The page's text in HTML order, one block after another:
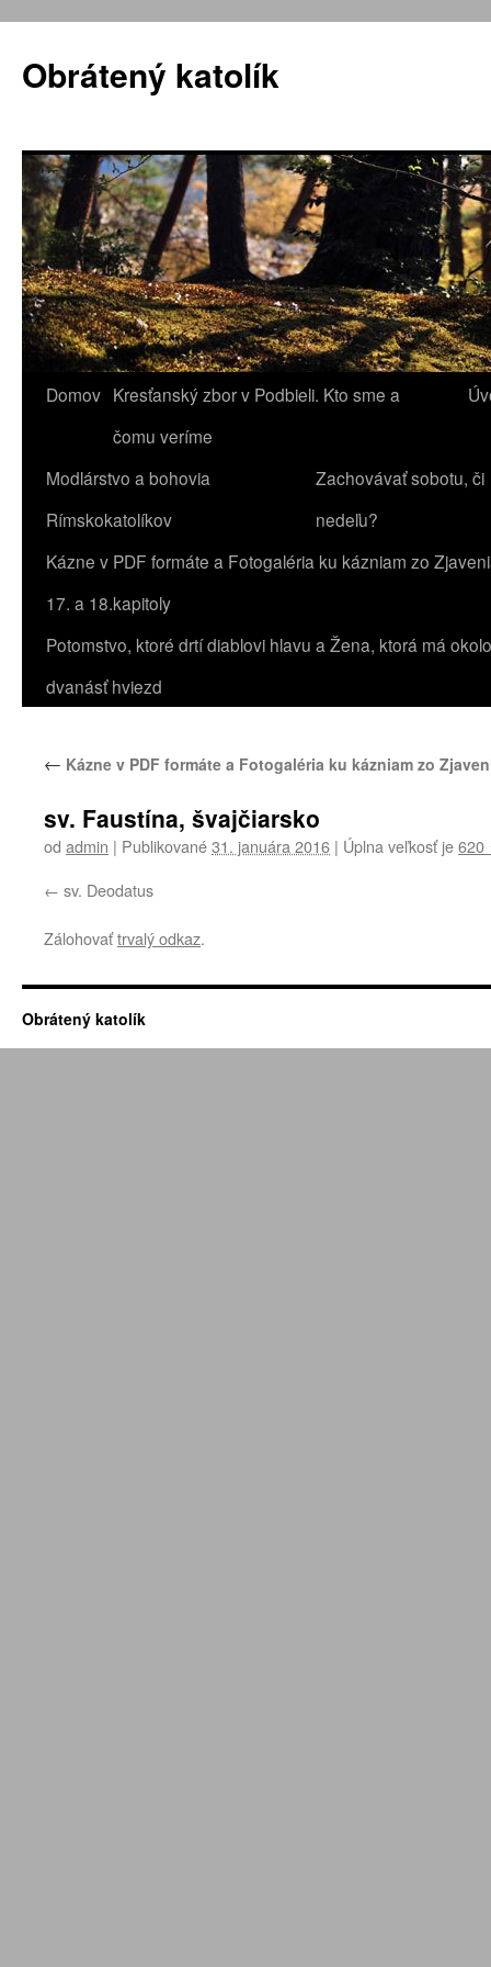
Obrátený katolík
Preskočiť
obsah
Domov Kresťanský zbor v Podbieli. Kto sme a
čomu veríme
Modlárstvo a bohovia
Rímskokatolíkov
Zachovávať sobotu, či
nedeľu?
Kázne v PDF formáte a Fotogaléria ku kázniam zo
17. a 18.kapitoly
Potomstvo, ktoré drtí diablovi hlavu a Žena, ktorá má
dvanásť hviezd
← Kázne v PDF formáte a Fotogaléria ku kázniam zo
sv. Faustína, švajčiarsko
od admin | Publikované31. januára 2016 | Úplna veľkosť je620
sv. Deodatus
Zálohovaťtrvalý odkaz.
Obrátený katolík